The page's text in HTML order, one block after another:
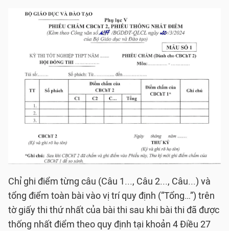
Chỉ ghi điểm từng câu (Câu 1..., Câu 2..., Câu...) và
tổng điểm toàn bài vào vị trí quy định (“Tổng…”) trên
tờ giấy thi thứ nhất của bài thi sau khi bài thi đã được
thống nhất điểm theo quy định tại khoản 4 Điều 27